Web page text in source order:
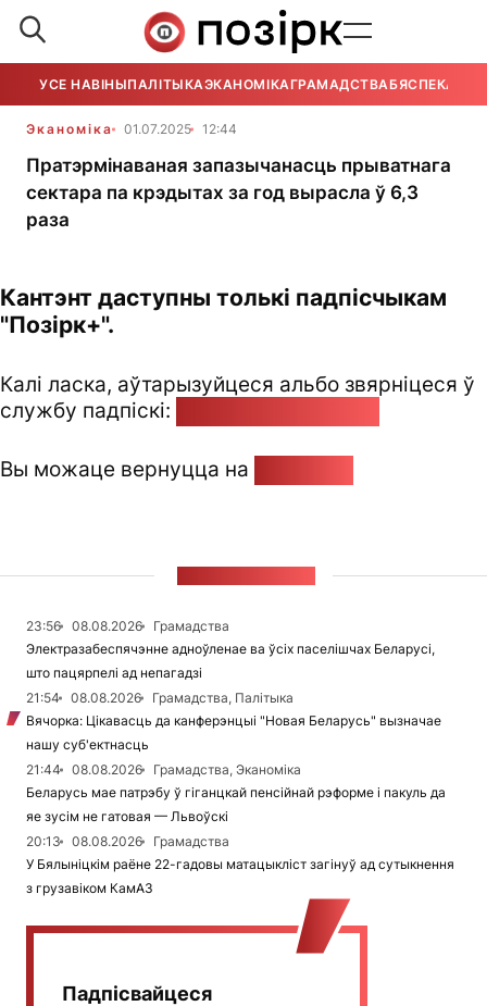
УСЕ НАВІНЫПАЛІТЫКАЭКАНОМІКАГРАМАДСТВАБЯСПЕКА
Эканоміка 01.07.2025 12:44
Пратэрмінаваная запазычанасць прыватнага
сектара па крэдытах за год вырасла ў 6,3
раза
Кантэнт даступны толькі падпісчыкам
"Позірк+".
Калі ласка, аўтарызуйцеся альбо звярніцеся ў
службу падпіскі:
Вы можаце вернуцца на
23:56 08.08.2026
Грамадства
Электразабеспячэнне адноўленае ва ўсіх паселішчах Беларусі,
што пацярпелі ад непагадзі
21:54
08.08.2026
Грамадства, Палітыка
Вячорка: Цікавасць да канферэнцыі "Новая Беларусь" вызначае
нашу суб'ектнасць
21:44
08.08.2026
Грамадства, Эканоміка
Беларусь мае патрэбу ў гіганцкай пенсійнай рэформе і пакуль да
яе зусім не гатовая — Львоўскі
20:13
08.08.2026
Грамадства
У Бялыніцкім раёне 22-гадовы матацыкліст загінуў ад сутыкнення
з грузавіком КамАЗ
Падпісвайцеся